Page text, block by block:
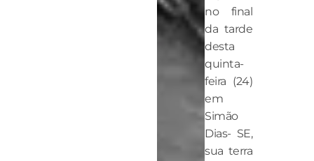
no final
da tarde
desta
quinta-
feira (24)
em
Simão
Dias- SE,
sua terra